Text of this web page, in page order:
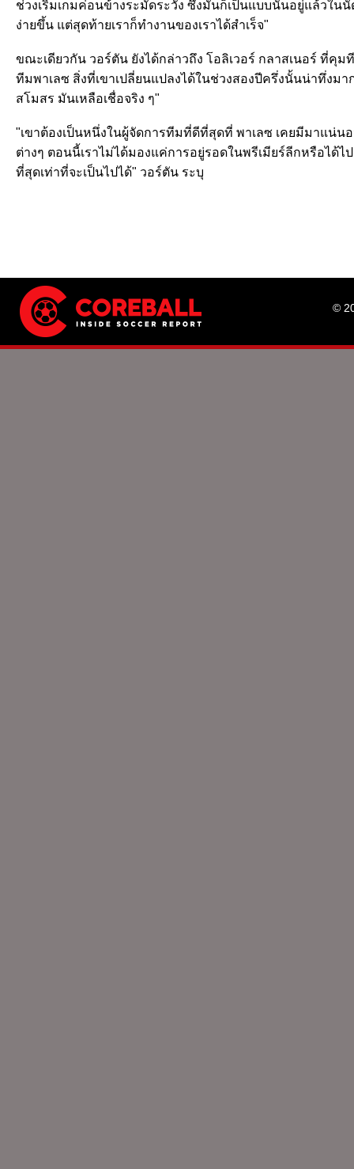
ช่วงเริ่มเกมค่อนข้างระมัดระวัง ซึ่งมันก็เป็นแบบนั้นอยู่แล้วใน
ง่ายขึ้น แต่สุดท้ายเราก็ทำงานของเราได้สำเร็จ"
ขณะเดียวกัน วอร์ตัน ยังได้กล่าวถึง โอลิเวอร์ กลาสเนอร์ ที่คุ
ทีมพาเลซ สิ่งที่เขาเปลี่ยนแปลงได้ในช่วงสองปีครึ่งนั้นน่าทึ่ง
สโมสร มันเหลือเชื่อจริง ๆ"
"เขาต้องเป็นหนึ่งในผู้จัดการทีมที่ดีที่สุดที่ พาเลซ เคยมีมาแน่
ต่างๆ ตอนนี้เราไม่ได้มองแค่การอยู่รอดในพรีเมียร์ลีกหรือได้
ที่สุดเท่าที่จะเป็นไปได้" วอร์ตัน ระบุ
©